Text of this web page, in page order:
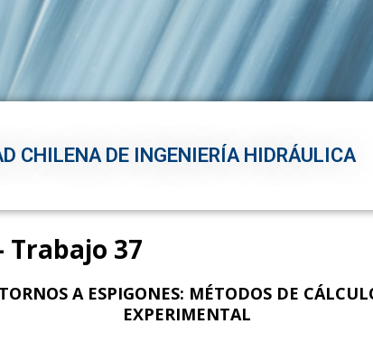
CHILENA DE INGENIERÍA HIDRÁULICA
Trabajo 37
A ESPIGONES: MÉTODOS DE
EXPERIMENTAL